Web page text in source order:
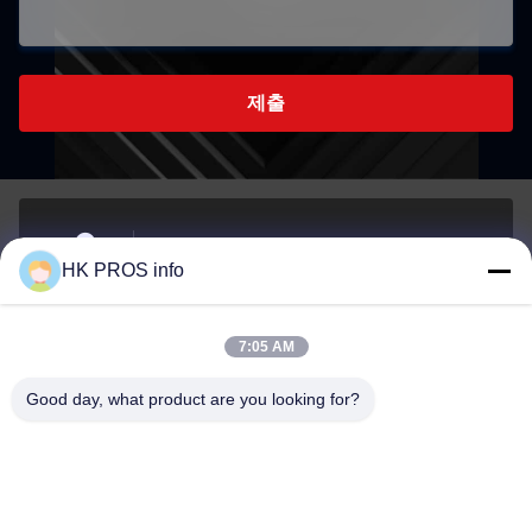
제출
주소
경제 개발 지역, 산헤 지방
이메일
info@chppros.com
HK PROS info
7:05 AM
Good day, what product are you looking for?